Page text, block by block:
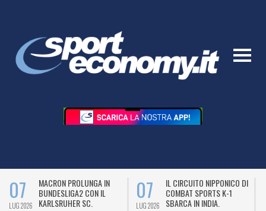
07
LUG 2026
MACRON PROLUNGA IN
BUNDESLIGA2 CON IL
KARLSRUHER SC.
07
LUG 2026
IL CIRCUITO NIPPONICO DI
COMBAT SPORTS K-1
SBARCA IN INDIA.